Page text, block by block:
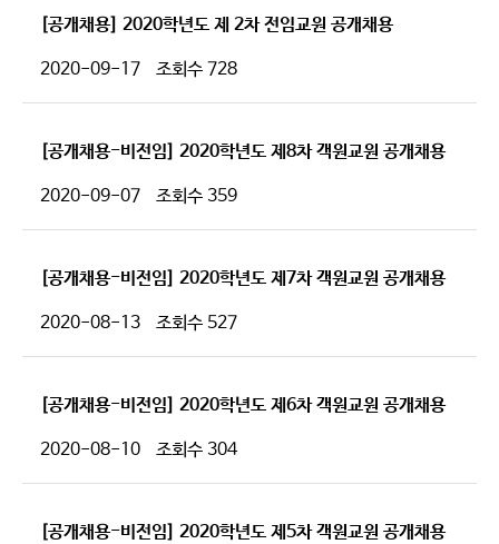
[공개채용] 2020학년도 제 2차 전임교원 공개채용
2020-09-17 조회수 728
[공개채용-비전임] 2020학년도 제8차 객원교원 공개채용
2020-09-07 조회수 359
[공개채용-비전임] 2020학년도 제7차 객원교원 공개채용
2020-08-13 조회수 527
[공개채용-비전임] 2020학년도 제6차 객원교원 공개채용
2020-08-10 조회수 304
[공개채용-비전임] 2020학년도 제5차 객원교원 공개채용